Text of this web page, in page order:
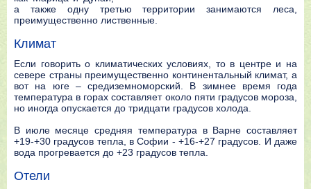
а также одну третью территории занимаются леса,
преимущественно лиственные.
Климат
Если говорить о климатических условиях, то в центре и на
севере страны преимущественно континентальный климат, а
вот на юге – средиземноморский. В зимнее время года
температура в горах составляет около пяти градусов мороза,
но иногда опускается до тридцати градусов холода.
В июле месяце средняя температура в Варне составляет
+19-+30 градусов тепла, в Софии - +16-+27 градусов. И даже
вода прогревается до +23 градусов тепла.
Отели